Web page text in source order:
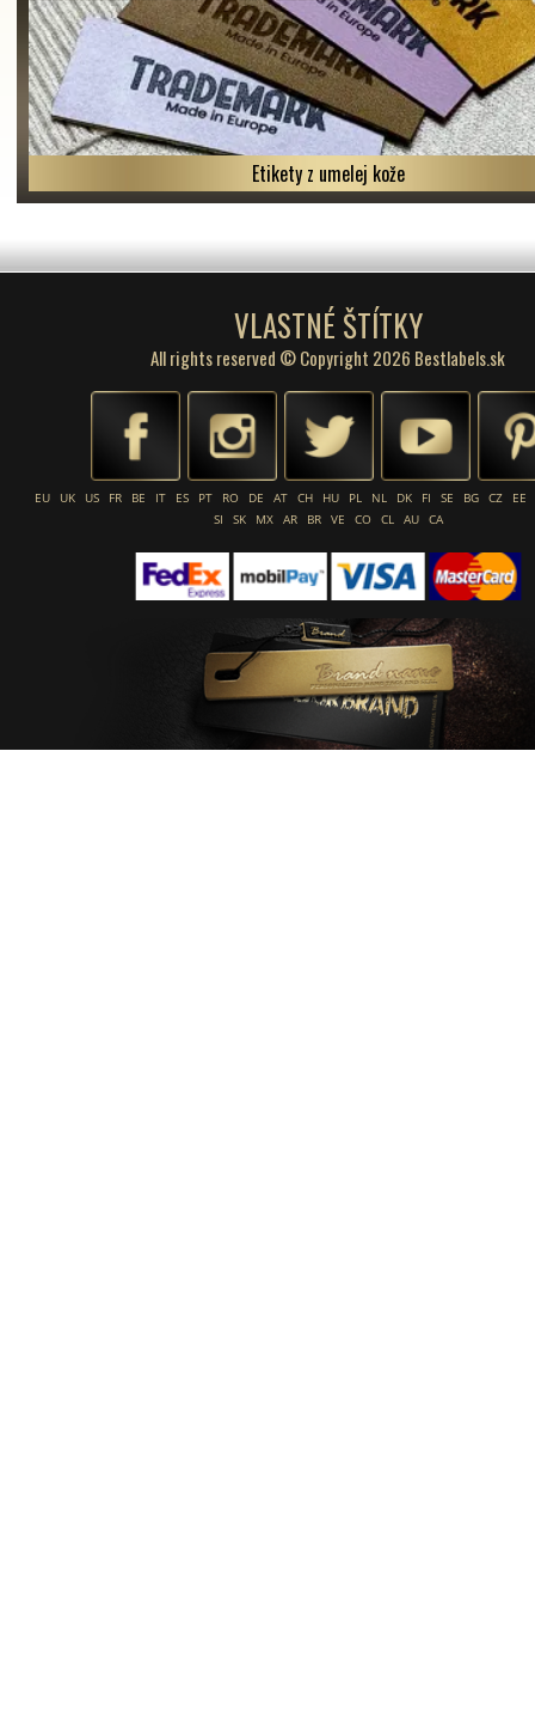
Etikety z umelej kože
VLASTNÉ ŠTÍTKY
All rights reserved © Copyright 2026 Bestlabels.sk
EU UK US FR BE IT ES PT RO DE AT CH HU PL NL DK FI SE BG CZ
EE
SI
SK MX AR BR VE CO CL AU CA